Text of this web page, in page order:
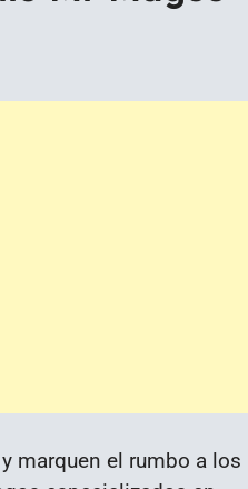
marquen el rumbo a los